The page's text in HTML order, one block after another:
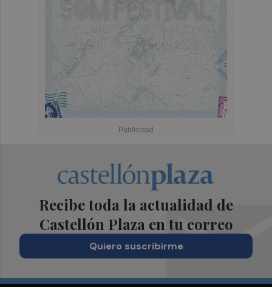
Recibe toda la actualidad de
Castellón Plaza en tu correo
Quiero suscribirme